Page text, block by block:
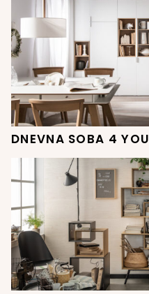
DNEVNA SOBA 4 YOU